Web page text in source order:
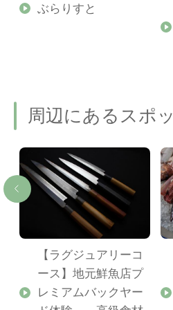
ぶらりすと
周辺にあるスポ
【ラグジュアリーコ
ース】地元鮮魚店プ
レミアムバックヤー